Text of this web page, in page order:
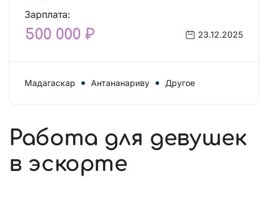
Зарплата:
500 000 ₽ 23.12.2025
Мадагаскар Антананариву Другое
Работа для девушек
в эскорте